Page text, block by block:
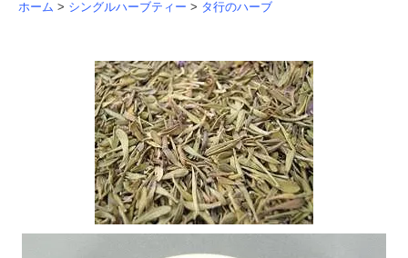
ホーム > シングルハーブティー > タ行のハーブ